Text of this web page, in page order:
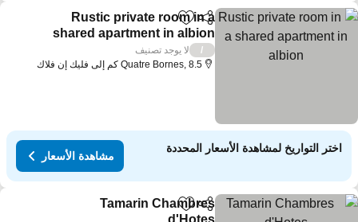
مشاركةAdd to favorites
Rustic private room in a
shared apartment in albion
مشاهدة الأسعار
لا يوجد تصنيف
Quatre Bornes, 8.5 كم إلى فليك إن فلاك
اختر التواريخ لمشاهدة الأسعار المحددة
مشاهدة الأسعار
مشاركةAdd to favorites
Tamarin Chambres
d'Hotes